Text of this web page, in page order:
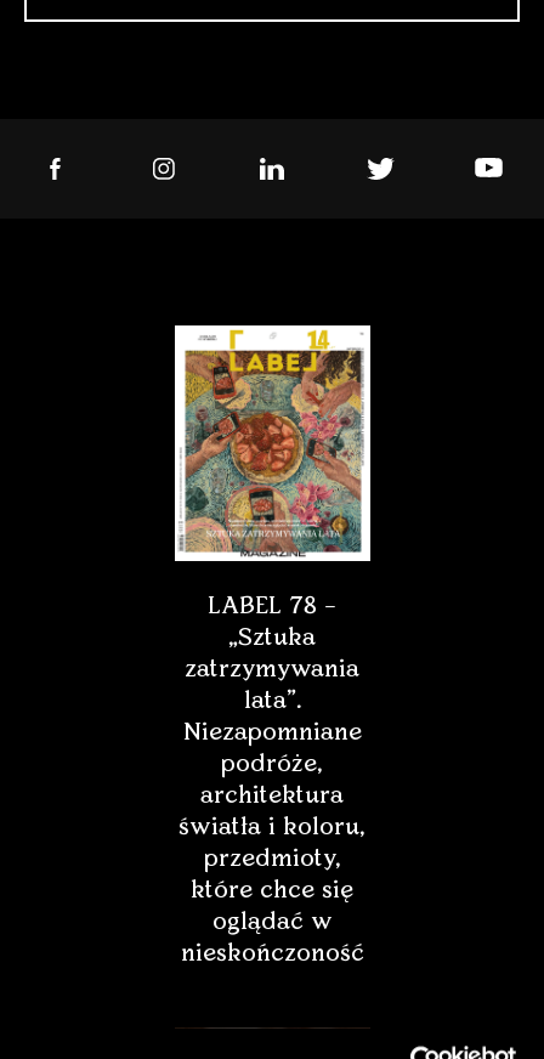
LABEL 78 –
„Sztuka
zatrzymywania
lata”.
Niezapomniane
podróże,
architektura
światła i koloru,
przedmioty,
które chce się
oglądać w
nieskończoność